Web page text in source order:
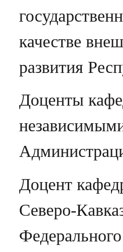
качестве
развития
Доценты
Доцент
Северо-